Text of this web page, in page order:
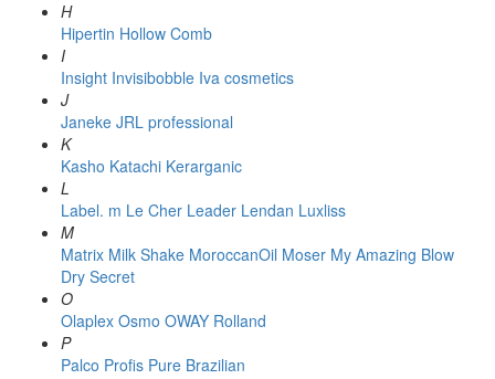
H
Hipertin Hollow Comb
I
Insight Invisibobble Iva cosmetics
J
Janeke JRL professional
K
Kasho Katachi Kerarganic
L
Label. m Le Cher Leader Lendan Luxliss
M
Matrix Milk Shake MoroccanOil Moser My Amazing Blow
Dry Secret
O
Olaplex Osmo OWAY Rolland
P
Palco Profis Pure Brazilian